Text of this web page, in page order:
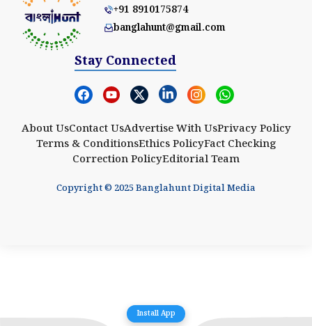
+91 8910175874
banglahunt@gmail.com
Stay Connected
About UsContact UsAdvertise With UsPrivacy Policy
Terms & ConditionsEthics PolicyFact Checking
Correction PolicyEditorial Team
Copyright © 2025 Banglahunt Digital Media
Install App